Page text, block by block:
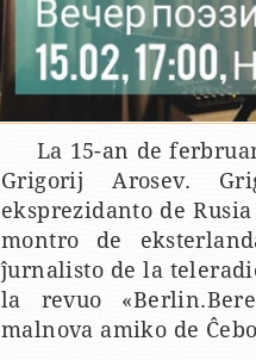
La 15-an de
Grigorij Arosev.
eksprezidanto de
montro de
ĵurnalisto de la
la revuo
malnova amiko de